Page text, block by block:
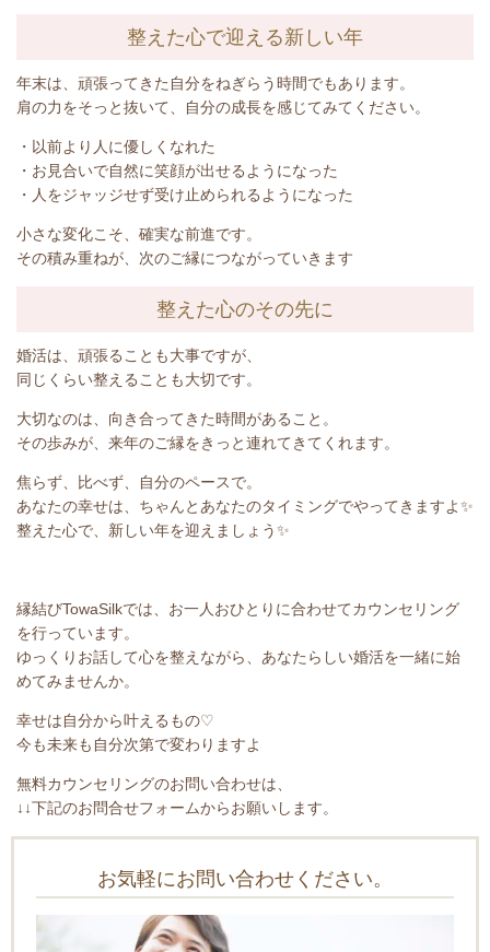
整えた心で迎える新しい年
年末は、頑張ってきた自分をねぎらう時間でもあります。
肩の力をそっと抜いて、自分の成長を感じてみてください。
・以前より人に優しくなれた
・お見合いで自然に笑顔が出せるようになった
・人をジャッジせず受け止められるようになった
小さな変化こそ、確実な前進です。
その積み重ねが、次のご縁につながっていきます
整えた心のその先に
婚活は、頑張ることも大事ですが、
同じくらい整えることも大切です。
大切なのは、向き合ってきた時間があること。
その歩みが、来年のご縁をきっと連れてきてくれます。
焦らず、比べず、自分のペースで。
あなたの幸せは、ちゃんとあなたのタイミングでやってきますよ✨
整えた心で、新しい年を迎えましょう✨
縁結びTowaSilkでは、お一人おひとりに合わせてカウンセリング
を行っています。
ゆっくりお話して心を整えながら、あなたらしい婚活を一緒に始
めてみませんか。
幸せは自分から叶えるもの♡
今も未来も自分次第で変わりますよ
無料カウンセリングのお問い合わせは、
↓↓下記のお問合せフォームからお願いします。
お気軽にお問い合わせください。